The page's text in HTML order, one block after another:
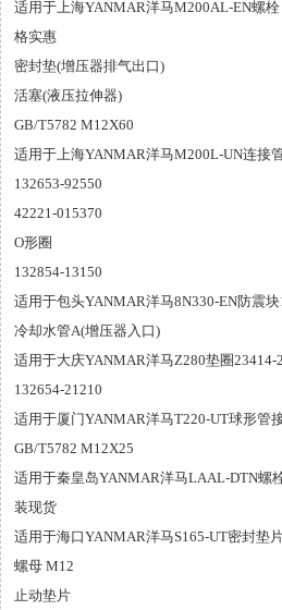
适用于上海YANMAR洋马M200AL-EN螺
格实惠
密封垫(增压器排气出口)
活塞(液压拉伸器)
GB/T5782 M12X60
适用于上海YANMAR洋马M200L-UN连接
132653-92550
42221-015370
O形圈
132854-13150
适用于包头YANMAR洋马8N330-EN防震
冷却水管A(增压器入口)
适用于大庆YANMAR洋马Z280垫圈23414-
132654-21210
适用于厦门YANMAR洋马T220-UT球形管
GB/T5782 M12X25
适用于秦皇岛YANMAR洋马LAAL-DTN螺
装现货
适用于海口YANMAR洋马S165-UT密封垫
螺母 M12
止动垫片